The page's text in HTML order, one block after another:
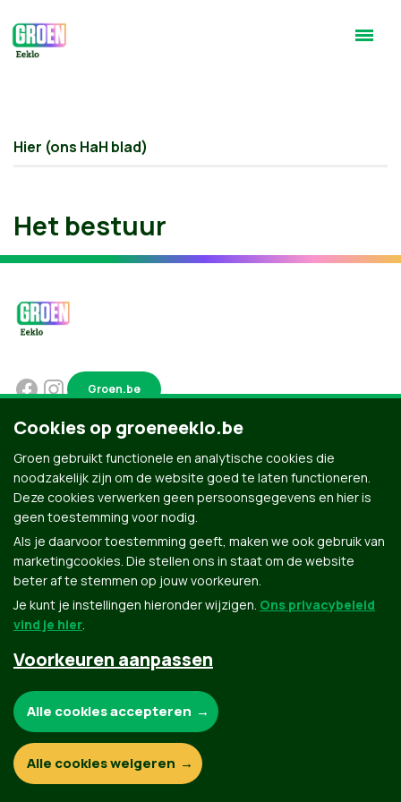
Hier (ons HaH blad)
Het bestuur
Groen.be
© Copyright Groen 2026 | Gemaakt metNationBuilder| Gebouwd doorTectonica
Contact Privacybeleid
Cookies op groeneeklo.be
Groen gebruikt functionele en analytische cookies die
noodzakelijk zijn om de website goed te laten functioneren.
Deze cookies verwerken geen persoonsgegevens en hier is
geen toestemming voor nodig.
Als je daarvoor toestemming geeft, maken we ook gebruik van
marketingcookies. Die stellen ons in staat om de website
beter af te stemmen op jouw voorkeuren.
Je kunt je instellingen hieronder wijzigen. Ons privacybeleid
vind je hier.
Voorkeuren aanpassen
Functionele en analytische cookies:
Alle cookies accepteren
Alle cookies weigeren